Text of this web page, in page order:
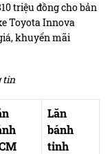
triệu đồng cho bản
Toyota Innova
khuyến mãi
tin
Lăn
bánh
tỉnh